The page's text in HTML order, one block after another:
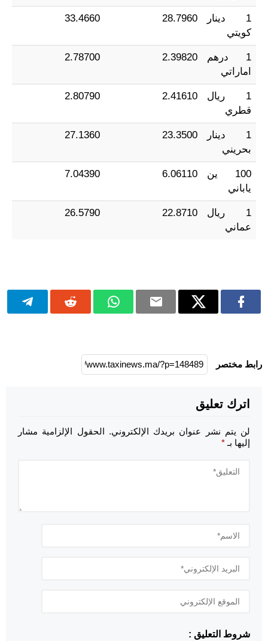
1 دينار
كويتي
28.7960
33.4660
1 درهم
اماراتي
2.39820
2.78700
1 ريال
قطري
2.41610
2.80790
1 دينار
بحريني
23.3500
27.1360
100 ين
ياباني
6.06110
7.04390
1 ريال
عماني
22.8710
26.5790
رابط مختصر
اترك تعليق
لن يتم نشر عنوان بريدك الإلكتروني. الحقول الإلزامية مشار
إليها بـ *
شروط التعليق :